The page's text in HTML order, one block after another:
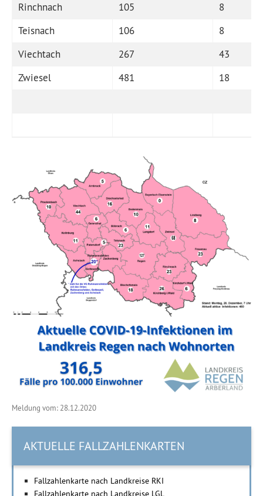
Rinchnach
105
8
Teisnach
106
8
Viechtach
267
43
Zwiesel
481 18
Meldung vom: 28.12.2020
AKTUELLE FALLZAHLENKARTEN
Fallzahlenkarte nach Landkreise RKI
Fallzahlenkarte nach Landkreise LGL